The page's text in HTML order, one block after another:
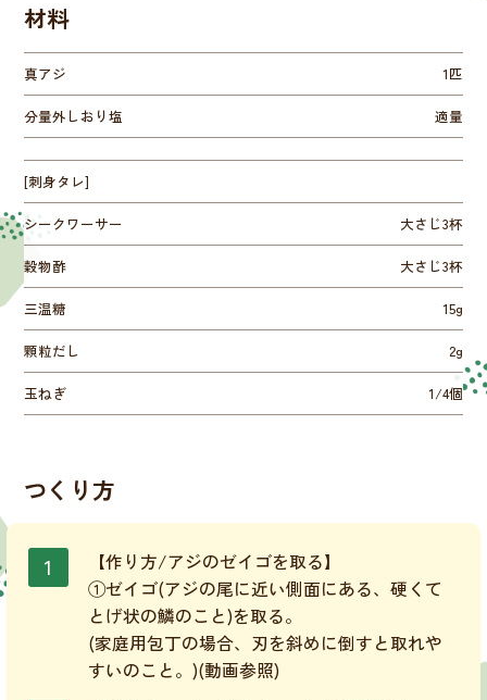
材料
真アジ 1匹
分量外しおり塩 適量
[刺身タレ]
シークワーサー 大さじ3杯
穀物酢 大さじ3杯
三温糖 15g
顆粒だし 2g
玉ねぎ 1/4個
つくり方
【作り方/アジのゼイゴを取る】
①ゼイゴ(アジの尾に近い側面にある、硬くて
とげ状の鱗のこと)を取る。
(家庭用包丁の場合、刃を斜めに倒すと取れや
すいのこと。)(動画参照)